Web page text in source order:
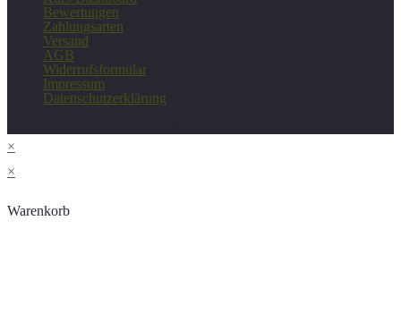
Bewertungen
Zahlungsarten
Versand
AGB
Widerrufsformular
Impressum
Datenschutzerklärung
×
×
Warenkorb